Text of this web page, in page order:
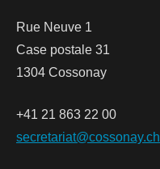
Rue Neuve 1
Case postale 31
1304 Cossonay
+41 21 863 22 00
secretariat@cossonay.ch